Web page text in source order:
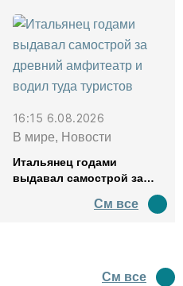
16:15 6.08.2026
В мире, Новости
Итальянец годами
выдавал самострой за
водил туда туристов
См все
См все